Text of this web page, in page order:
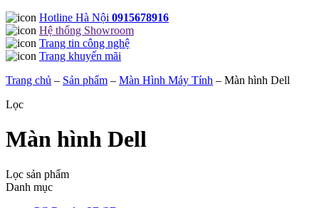
Hotline Hà Nội 0915678916
Hệ thống Showroom
Trang tin công nghệ
Trang khuyến mãi
Trang chủ – Sản phẩm – Màn Hình Máy Tính – Màn hình Dell
Lọc
Màn hình Dell
Lọc sản phẩm
Danh mục